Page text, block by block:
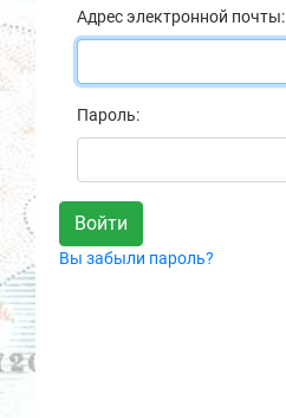
Новости
О нас
Контакты
Партнеры
Адрес электронной почты:
Пароль:
Вы забыли пароль?